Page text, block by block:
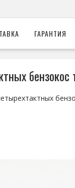
ГАРАНТИЯ
бензокос